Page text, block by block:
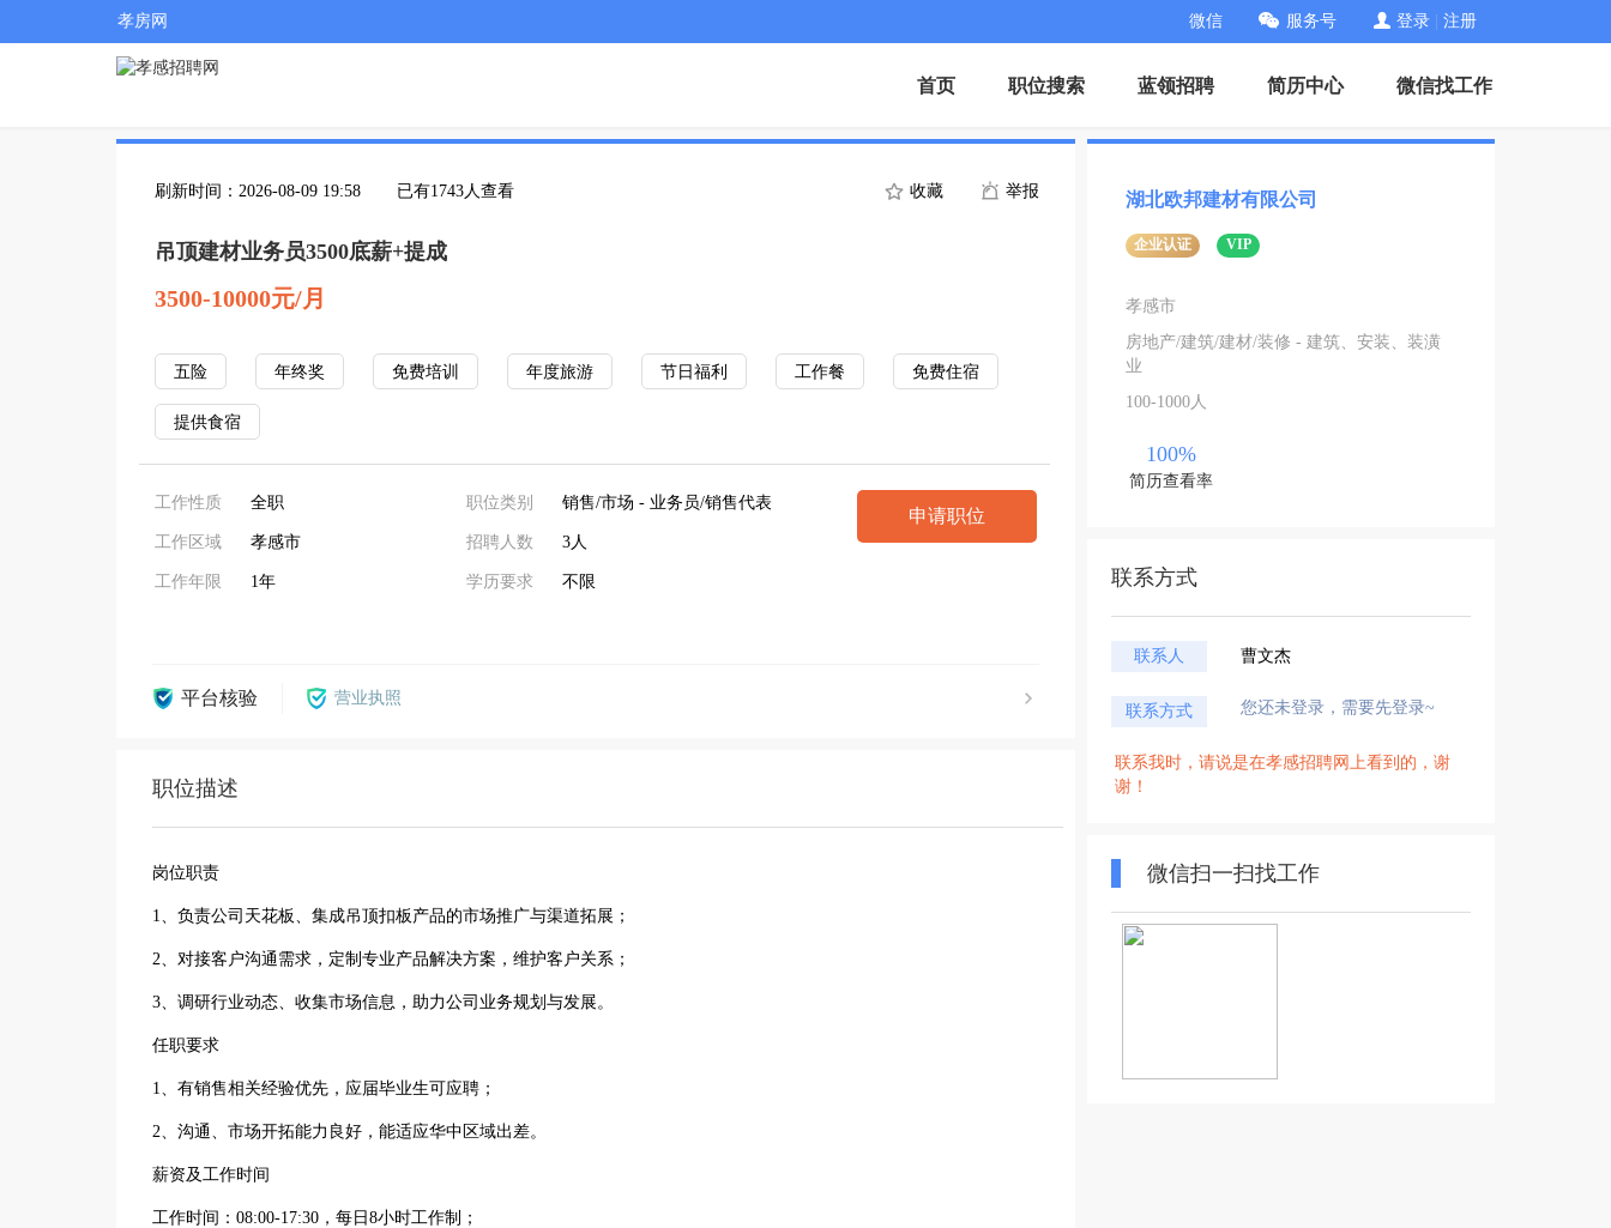
孝房网 微信 服务号 登录 注册
首页 职位搜索 蓝领招聘 简历中心 微信找工作
刷新时间：2026-08-09 19:58 已有1743人查看 收藏 举报
吊顶建材业务员3500底薪+提成
3500-10000元/月
五险 年终奖 免费培训 年度旅游 节日福利 工作餐 免费住宿
提供食宿
工作性质 全职
工作区域 孝感市
工作年限 1年
职位类别 销售/市场 - 业务员/销售代表
招聘人数 3人
学历要求 不限
申请职位
平台核验 营业执照
职位描述
岗位职责
1、负责公司天花板、集成吊顶扣板产品的市场推广与渠道拓展；
2、对接客户沟通需求，定制专业产品解决方案，维护客户关系；
3、调研行业动态、收集市场信息，助力公司业务规划与发展。
任职要求
1、有销售相关经验优先，应届毕业生可应聘；
2、沟通、市场开拓能力良好，能适应华中区域出差。
薪资及工作时间
工作时间：08:00-17:30，每日8小时工作制；
湖北欧邦建材有限公司
企业认证 VIP
孝感市
房地产/建筑/建材/装修 - 建筑、安装、装潢
业
100-1000人
100%
简历查看率
联系方式
联系人 曹文杰
联系方式 您还未登录，需要先登录~
联系我时，请说是在孝感招聘网上看到的，谢
谢！
微信扫一扫找工作